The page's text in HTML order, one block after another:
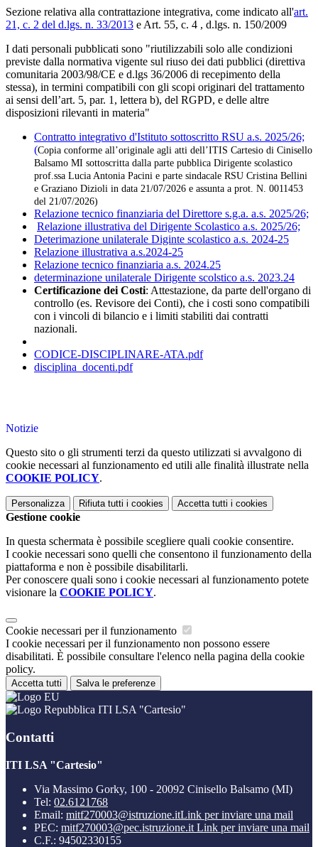
Sezione relativa alla contrattazione integrativa, come indicato all'art.
21, c. 2 del d.lgs. n. 33/2013 e Art. 55, c. 4 , d.lgs. n. 150/2009
I dati personali pubblicati sono "riutilizzabili solo alle condizioni
previste dalla normativa vigente sul riuso dei dati pubblici (direttiva
comunitaria 2003/98/CE e d.lgs 36/2006 di recepimento della
stessa), in termini compatibili con gli scopi originari del trattamento
ai sensi dell’art. 5, par. 1, lettera b), del RGPD, e delle altre
disposizioni rilevanti in materia"
Contratto integrativo d'Istituto sottoscritto RSU a.s. 2025/26;
(Copia conforme all’originale agli atti dell’ITIS Cartesio di Cinisello
Balsamo MI sottoscritta dalla parte pubblica Dirigente scolastico
prof.ssa Lucia Antonia Pacini e parte sindacale RSU Cristina Bellini
e Graziano Dizioli in data 21/07/2026 e assunta a prot. N. 0011453
del 21/07/2026)
Relazione tecnico finanziaria del Direttore s.g.a. a.s. 2025/26;
Relazione illustrativa del Dirigente Scolastico a.s. 2025/26;
Deterimazione unilaterale Diginte scolastico a.s. 2024-25
Relazione illustrativa a.s.2024-25
Relazione tecnico finanziaria a.s. 2024.25
determinazione unilaterale Dirigente scolstico a.s. 2023.24
Certificazione dei Costi: Attestazione, da parte dell'organo di
controllo (es. Revisore dei Conti), che i costi sono compatibili
con i vincoli di bilancio e i limiti stabiliti dai contratti
nazionali.
CODICE-DISCIPLINARE-ATA.pdf
disciplina_docenti.pdf
Notizie
Questo sito o gli strumenti terzi da questo utilizzati si avvalgono di
cookie necessari al funzionamento ed utili alle finalità illustrate nella
COOKIE POLICY.
Personalizza Rifiuta tutti i cookies Accetta tutti i cookies
Gestione cookie
In questa schermata è possibile scegliere quali cookie consentire.
I cookie necessari sono quelli che consentono il funzionamento della
piattaforma e non è possibile disabilitarli.
Per conoscere quali sono i cookie necessari al funzionamento potete
visionare la COOKIE POLICY.
Cookie necessari per il funzionamento
I cookie necessari per il funzionamento non possono essere
disabilitati. È possibile consultare l'elenco nella pagina della cookie
policy.
Accetta tutti Salva le preferenze
ITI LSA "Cartesio"
Contatti
ITI LSA "Cartesio"
Via Massimo Gorky, 100 - 20092 Cinisello Balsamo (MI)
Tel: 02.6121768
Email: mitf270003@istruzione.itLink per inviare una mail
PEC: mitf270003@pec.istruzione.it Link per inviare una mail
C.F.: 94502330155